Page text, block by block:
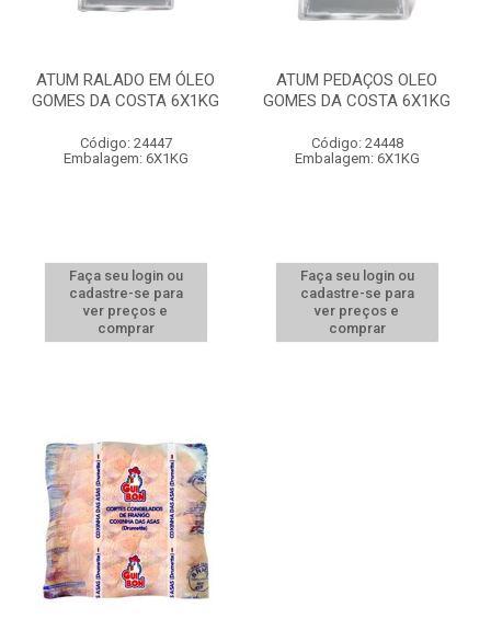
ATUM RALADO EM ÓLEO
GOMES DA COSTA 6X1KG
Código: 24447
Embalagem: 6X1KG
Faça seu login ou
cadastre-se para
ver preços e
comprar
ATUM PEDAÇOS OLEO
GOMES DA COSTA 6X1KG
Código: 24448
Embalagem: 6X1KG
Faça seu login ou
cadastre-se para
ver preços e
comprar